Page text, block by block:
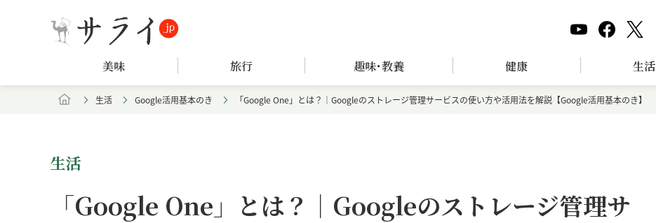
美味 旅行 趣味･教養 健康 生活
生活 Google活用基本のき 「Google One」とは？｜Googleのストレージ管理サービスの使い方や活用法を解説【Google活用基本のき】
生活
「Google One」とは？｜Googleのストレージ管理サ